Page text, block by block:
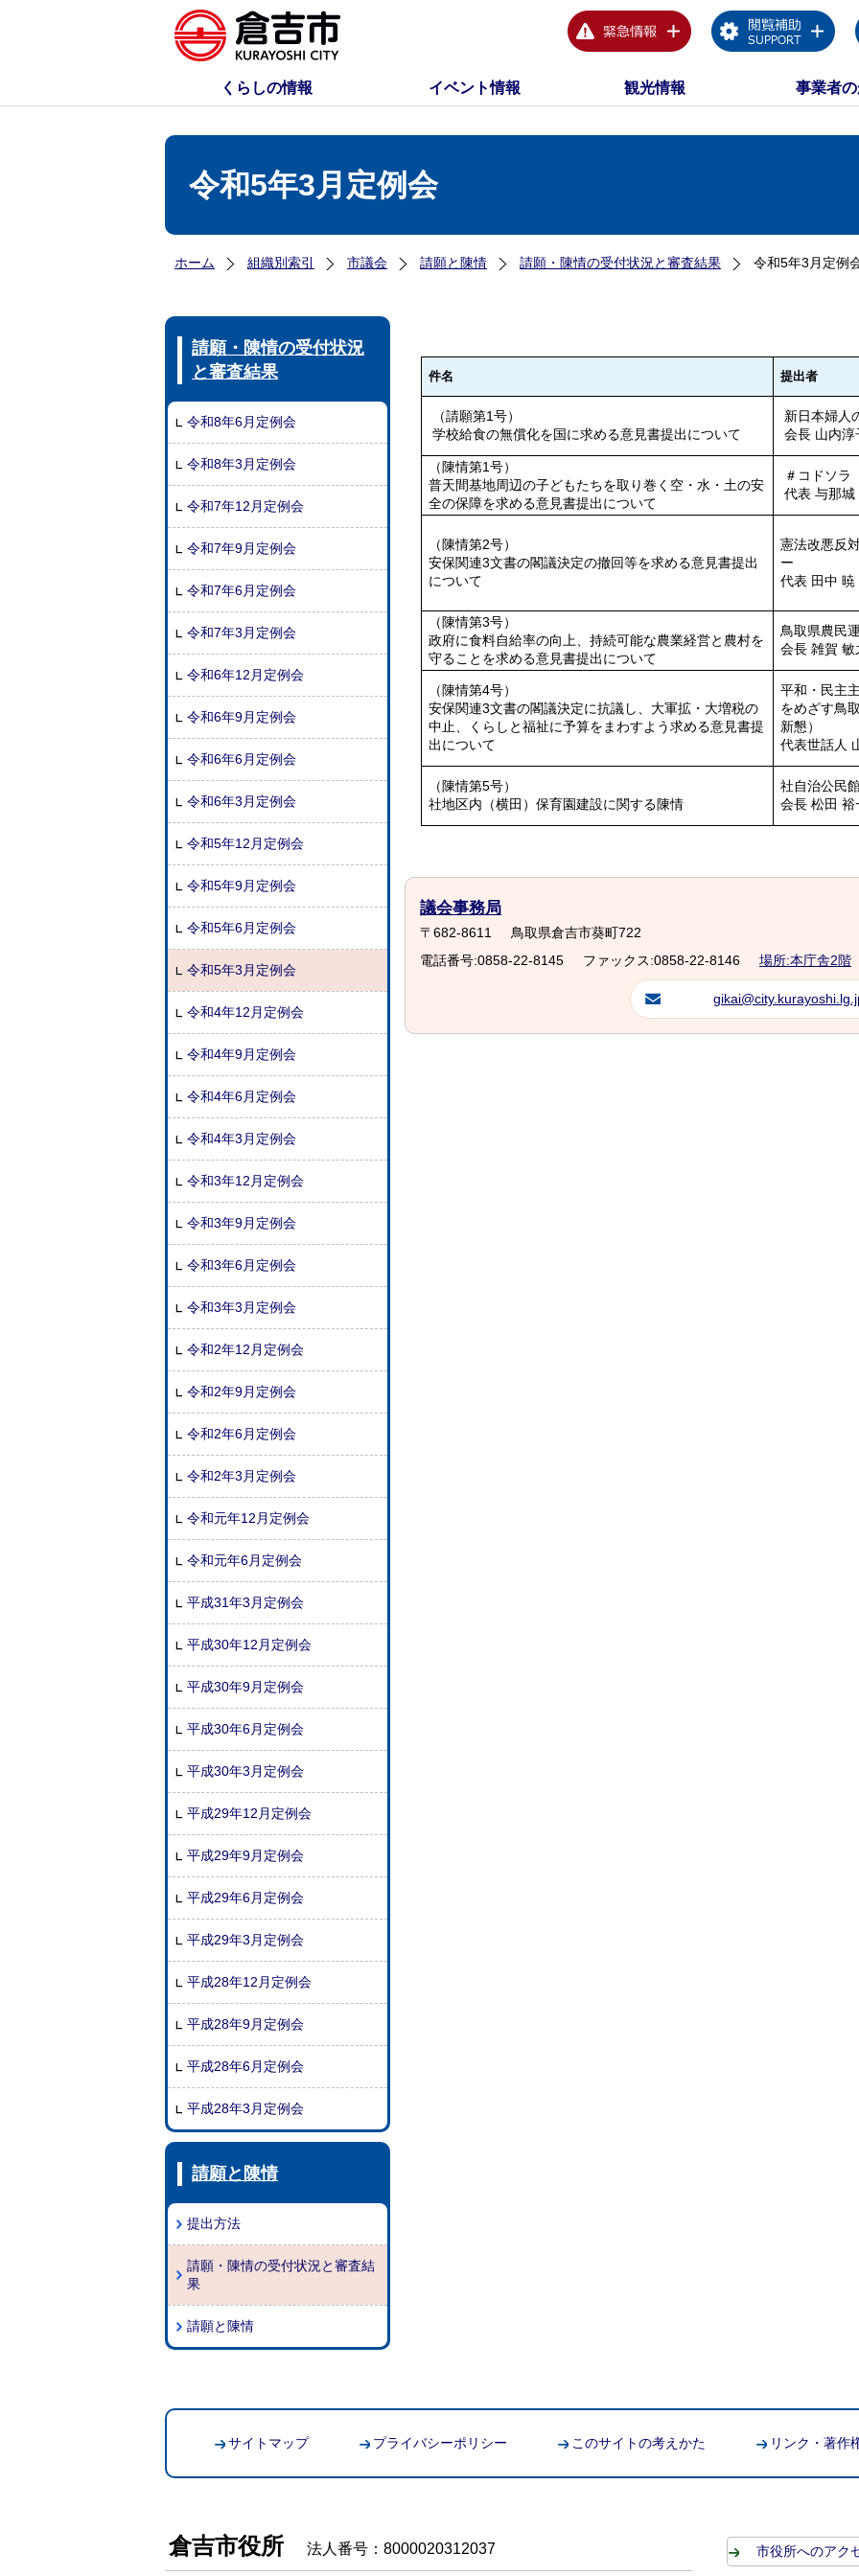
くらしの情報 イベント情報 観光情報 事業者
令和5年3月定例会
ホーム 組織別索引 市議会 請願と陳情 請願・陳情の受付状況と審査結果 令和5年3月定例
請願・陳情の受付状況
と審査結果
令和8年6月定例会
令和8年3月定例会
令和7年12月定例会
令和7年9月定例会
令和7年6月定例会
令和7年3月定例会
令和6年12月定例会
令和6年9月定例会
令和6年6月定例会
令和6年3月定例会
令和5年12月定例会
令和5年9月定例会
令和5年6月定例会
令和5年3月定例会
令和4年12月定例会
令和4年9月定例会
令和4年6月定例会
令和4年3月定例会
令和3年12月定例会
令和3年9月定例会
令和3年6月定例会
令和3年3月定例会
令和2年12月定例会
令和2年9月定例会
令和2年6月定例会
令和2年3月定例会
令和元年12月定例会
令和元年6月定例会
平成31年3月定例会
平成30年12月定例会
平成30年9月定例会
平成30年6月定例会
平成30年3月定例会
平成29年12月定例会
平成29年9月定例会
平成29年6月定例会
平成29年3月定例会
平成28年12月定例会
平成28年9月定例会
平成28年6月定例会
平成28年3月定例会
請願と陳情
提出方法
請願・陳情の受付状況と審査結
果
請願と陳情
件名 提出者
（請願第1号）
学校給食の無償化を国に求める意見書提出について
新日本婦人
会長 山内淳
（陳情第1号）
普天間基地周辺の子どもたちを取り巻く空・水・土の安
全の保障を求める意見書提出について
＃コドソラ
代表 与那城
（陳情第2号）
安保関連3文書の閣議決定の撤回等を求める意見書提出
について
憲法改悪反
ー
代表 田中 暁
（陳情第3号）
政府に食料自給率の向上、持続可能な農業経営と農村を
守ることを求める意見書提出について
鳥取県農民
会長 雑賀 敏
（陳情第4号）
安保関連3文書の閣議決定に抗議し、大軍拡・大増税の
中止、くらしと福祉に予算をまわすよう求める意見書提
出について
平和・民主
をめざす鳥
新懇）
代表世話人
（陳情第5号）
社地区内（横田）保育園建設に関する陳情
社自治公民
会長 松田 裕
議会事務局
〒682-8611
鳥取県倉吉市葵町722
電話番号:0858-22-8145
ファックス:0858-22-8146 場所:本庁舎2階
サイトマップ プライバシーポリシー このサイトの考えかた リンク・著作
倉吉市役所 法人番号：8000020312037 市役所へのアク